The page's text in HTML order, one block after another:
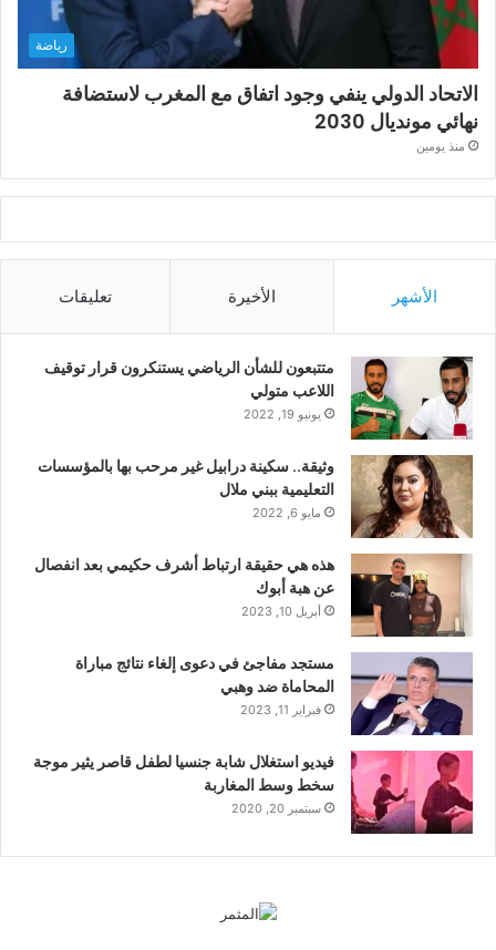
رياضة
الاتحاد الدولي ينفي وجود اتفاق مع المغرب لاستضافة
نهائي مونديال 2030
منذ يومين
الأشهر الأخيرة تعليقات
متتبعون للشأن الرياضي يستنكرون قرار توقيف
اللاعب متولي
يونيو 19, 2022
وثيقة.. سكينة درابيل غير مرحب بها بالمؤسسات
التعليمية ببني ملال
مايو 6, 2022
هذه هي حقيقة ارتباط أشرف حكيمي بعد انفصال
عن هبة أبوك
أبريل 10, 2023
مستجد مفاجئ في دعوى إلغاء نتائج مباراة
المحاماة ضد وهبي
فبراير 11, 2023
فيديو استغلال شابة جنسيا لطفل قاصر يثير موجة
سخط وسط المغاربة
سبتمبر 20, 2020